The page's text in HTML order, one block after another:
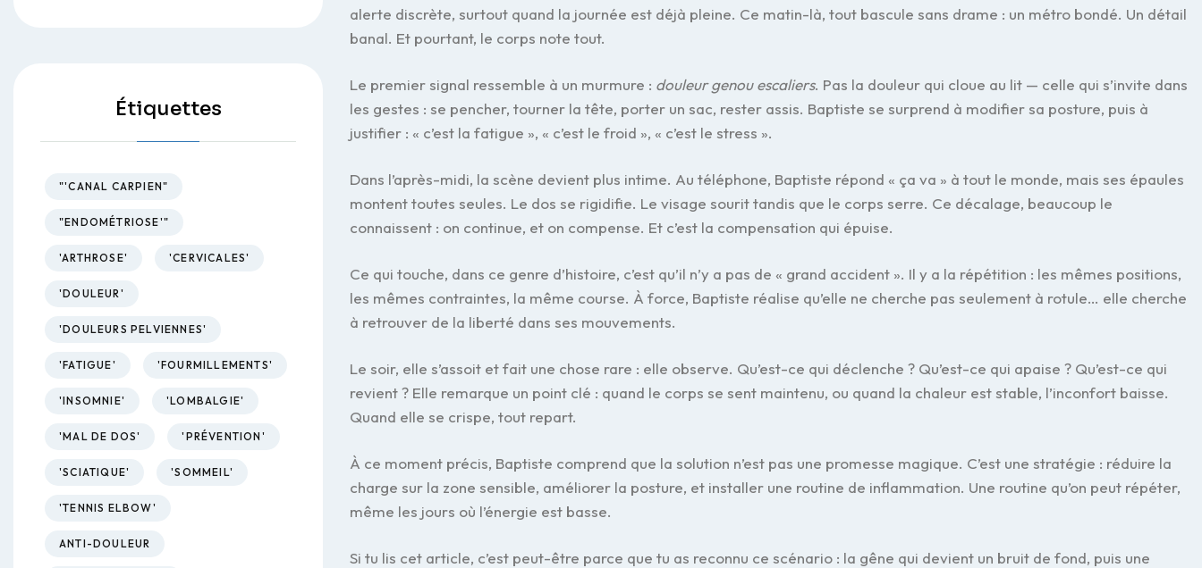
alerte discrète, surtout quand la journée est déjà pleine. Ce matin-là, tout bascule sans drame : un métro bondé. Un détail
banal. Et pourtant, le corps note tout.
Le premier signal ressemble à un murmure : douleur genou escaliers. Pas la douleur qui cloue au lit — celle qui s’invite dans
les gestes : se pencher, tourner la tête, porter un sac, rester assis. Baptiste se surprend à modifier sa posture, puis à
justifier : « c’est la fatigue », « c’est le froid », « c’est le stress ».
Dans l’après-midi, la scène devient plus intime. Au téléphone, Baptiste répond « ça va » à tout le monde, mais ses épaules
montent toutes seules. Le dos se rigidifie. Le visage sourit tandis que le corps serre. Ce décalage, beaucoup le
connaissent : on continue, et on compense. Et c’est la compensation qui épuise.
Ce qui touche, dans ce genre d’histoire, c’est qu’il n’y a pas de « grand accident ». Il y a la répétition : les mêmes positions,
les mêmes contraintes, la même course. À force, Baptiste réalise qu’elle ne cherche pas seulement à rotule… elle cherche
à retrouver de la liberté dans ses mouvements.
Le soir, elle s’assoit et fait une chose rare : elle observe. Qu’est-ce qui déclenche ? Qu’est-ce qui apaise ? Qu’est-ce qui
revient ? Elle remarque un point clé : quand le corps se sent maintenu, ou quand la chaleur est stable, l’inconfort baisse.
Quand elle se crispe, tout repart.
À ce moment précis, Baptiste comprend que la solution n’est pas une promesse magique. C’est une stratégie : réduire la
charge sur la zone sensible, améliorer la posture, et installer une routine de inflammation. Une routine qu’on peut répéter,
même les jours où l’énergie est basse.
Si tu lis cet article, c’est peut-être parce que tu as reconnu ce scénario : la gêne qui devient un bruit de fond, puis une
Étiquettes
"'CANAL CARPIEN"
"ENDOMÉTRIOSE'"
'ARTHROSE' 'CERVICALES'
'DOULEUR'
'DOULEURS PELVIENNES'
'FATIGUE' 'FOURMILLEMENTS'
'INSOMNIE' 'LOMBALGIE'
'MAL DE DOS' 'PRÉVENTION'
'SCIATIQUE' 'SOMMEIL'
'TENNIS ELBOW'
ANTI-DOULEUR